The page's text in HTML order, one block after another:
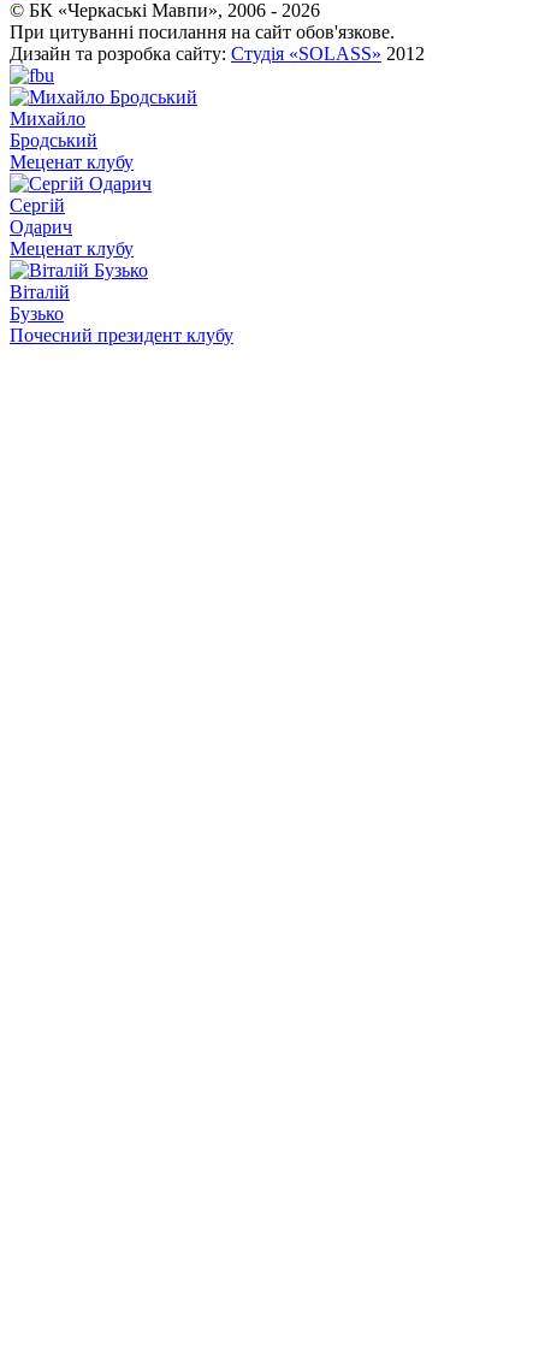
© БК «Черкаські Мавпи», 2006 - 2026
При цитуванні посилання на сайт обов'язкове.
Дизайн та розробка сайту: Студія «SOLASS» 2012
Михайло
Бродський
Меценат клубу
Сергій
Одарич
Меценат клубу
Віталій
Бузько
Почесний президент клубу